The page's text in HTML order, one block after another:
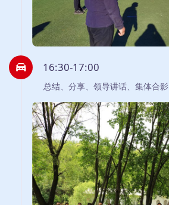
16:30-17:00
总结、分享、领导讲话、集体合影